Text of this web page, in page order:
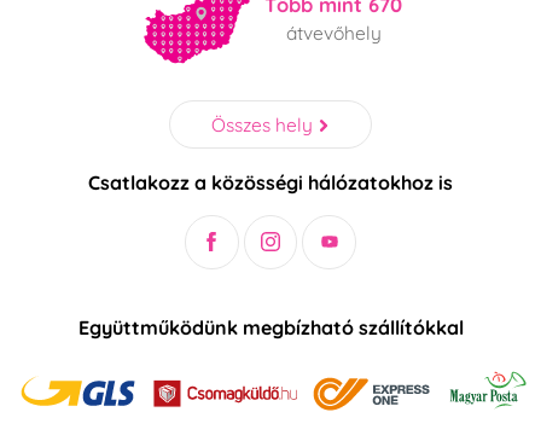
Több mint 670
átvevőhely
Összes hely
Csatlakozz a közösségi hálózatokhoz is
Együttműködünk megbízható szállítókkal